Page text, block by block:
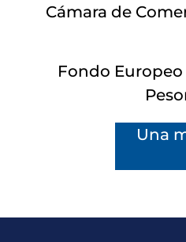
Cámara de
Fondo
Una